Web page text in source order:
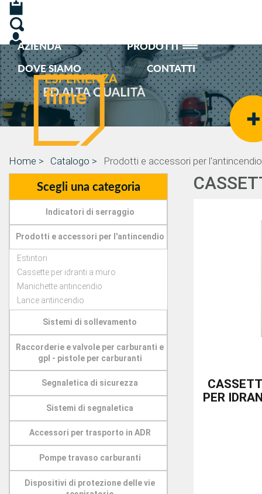
AZIENDA
PRODOTTI
DOVE SIAMO
CONTATTI
Home > Catalogo > Prodotti e accessori per l'antincendio
Scegli una categoria
Indicatori di serraggio
Prodotti e accessori per l'antincendio
Estintori
Cassette per idranti a muro
Manichette antincendio
Lance antincendio
Sistemi di sollevamento
Raccorderie e valvole per carburanti e
gpl - pistole per carburanti
Segnaletica di sicurezza
Sistemi di segnaletica
Accessori per trasporto in ADR
Pompe travaso carburanti
Dispositivi di protezione delle vie
PER